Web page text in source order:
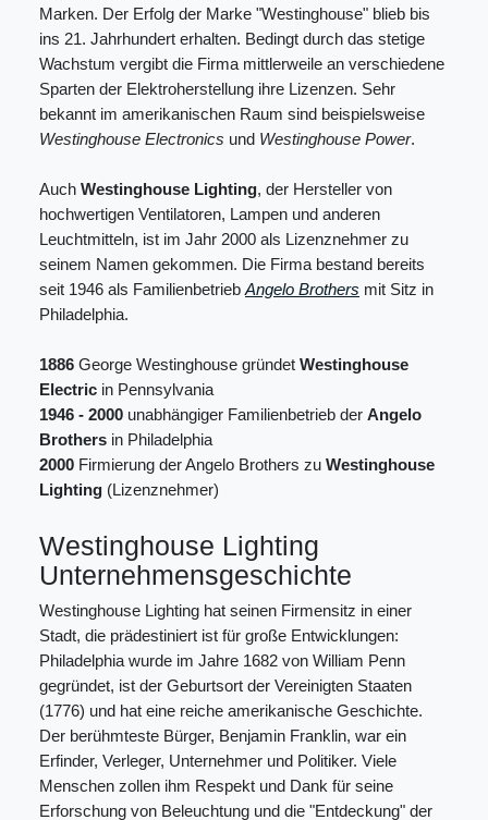
Marken. Der Erfolg der Marke "Westinghouse" blieb bis
ins 21. Jahrhundert erhalten. Bedingt durch das stetige
Wachstum vergibt die Firma mittlerweile an verschiedene
Sparten der Elektroherstellung ihre Lizenzen. Sehr
bekannt im amerikanischen Raum sind beispielsweise
Westinghouse Electronics und Westinghouse Power.
Auch Westinghouse Lighting, der Hersteller von
hochwertigen Ventilatoren, Lampen und anderen
Leuchtmitteln, ist im Jahr 2000 als Lizenznehmer zu
seinem Namen gekommen. Die Firma bestand bereits
seit 1946 als Familienbetrieb Angelo Brothers mit Sitz in
Philadelphia.
1886 George Westinghouse gründet Westinghouse
Electric in Pennsylvania
1946 - 2000 unabhängiger Familienbetrieb der Angelo
Brothers in Philadelphia
2000 Firmierung der Angelo Brothers zu Westinghouse
Lighting (Lizenznehmer)
Westinghouse Lighting
Unternehmensgeschichte
Westinghouse Lighting hat seinen Firmensitz in einer
Stadt, die prädestiniert ist für große Entwicklungen:
Philadelphia wurde im Jahre 1682 von William Penn
gegründet, ist der Geburtsort der Vereinigten Staaten
(1776) und hat eine reiche amerikanische Geschichte.
Der berühmteste Bürger, Benjamin Franklin, war ein
Erfinder, Verleger, Unternehmer und Politiker. Viele
Menschen zollen ihm Respekt und Dank für seine
Erforschung von Beleuchtung und die "Entdeckung" der